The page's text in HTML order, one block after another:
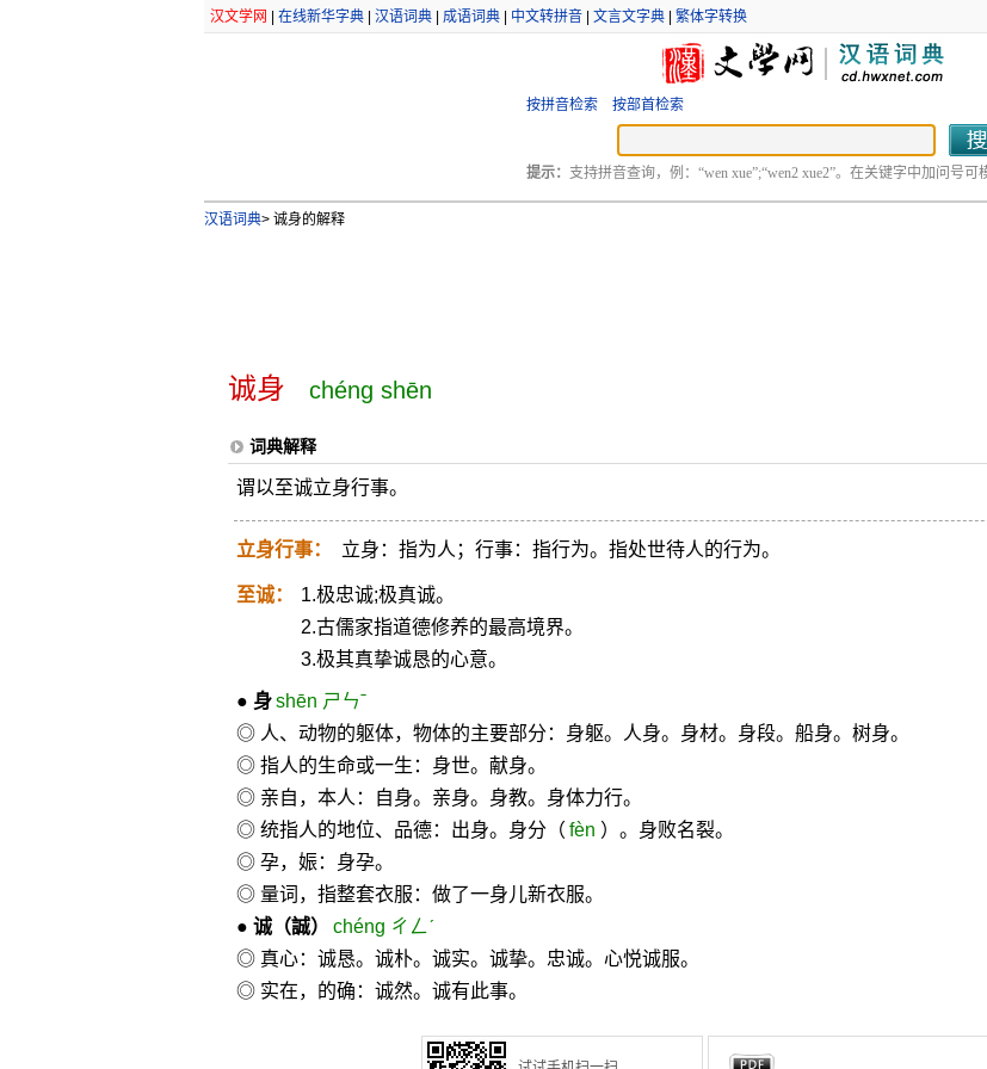
汉文学网 在线新华字典| 汉语词典| 成语词典| 中文转拼音| 文言文字典| 繁体字转换
按拼音检索 按部首检索
提示： 支持拼音查询，例：“wen xue”;“wen2 xue2”。在关键字中加问号可
汉语词典>诚身的解释
诚身 chéng shēn
词典解释
谓以至诚立身行事。
立身行事： 立身：指为人；行事：指行为。指处世待人的行为。
至诚：
1.极忠诚;极真诚。
2.古儒家指道德修养的最高境界。
3.极其真挚诚恳的心意。
● 身 shēn ㄕㄣˉ
◎ 人、动物的躯体，物体的主要部分：身躯。人身。身材。身段。船身。树身。
◎ 指人的生命或一生：身世。献身。
◎ 亲自，本人：自身。亲身。身教。身体力行。
◎ 统指人的地位、品德：出身。身分（ fèn ）。身败名裂。
◎ 孕，娠：身孕。
◎ 量词，指整套衣服：做了一身儿新衣服。
● 诚（誠）
chéng ㄔㄥˊ
◎ 真心：诚恳。诚朴。诚实。诚挚。忠诚。心悦诚服。
◎ 实在，的确：诚然。诚有此事。